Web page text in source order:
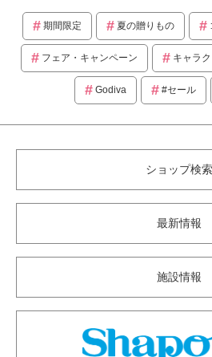
期間限定 夏の贈りもの
フェア・キャンペーン キャラ
Godiva #セール
ショップ検索
最新情報
施設情報